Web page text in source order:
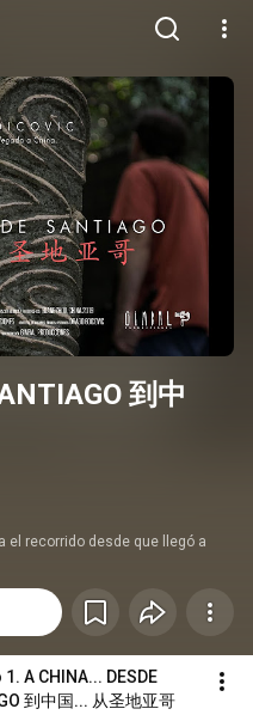
到中
el recorrido desde que llegó a
A CHINA... DESDE
到中国... 从圣地亚哥